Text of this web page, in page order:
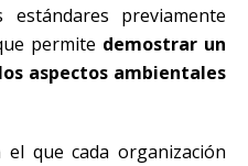
previamente
permite demostrar un
aspectos ambientales
que cada organización